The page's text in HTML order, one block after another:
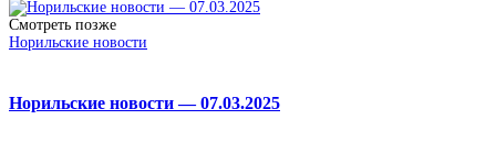
Смотреть позже
Норильские новости
Норильские новости — 07.03.2025